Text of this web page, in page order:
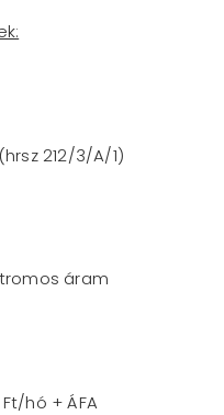
212/3/A/1)
áram
hó + ÁFA